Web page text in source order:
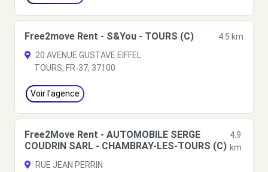
Free2move Rent - S&You - TOURS (C)
4.5 km
20 AVENUE GUSTAVE EIFFEL
TOURS, FR-37, 37100
Voir l'agence
Free2Move Rent - AUTOMOBILE SERGE
COUDRIN SARL - CHAMBRAY-LES-TOURS (C)
4.9
km
RUE JEAN PERRIN